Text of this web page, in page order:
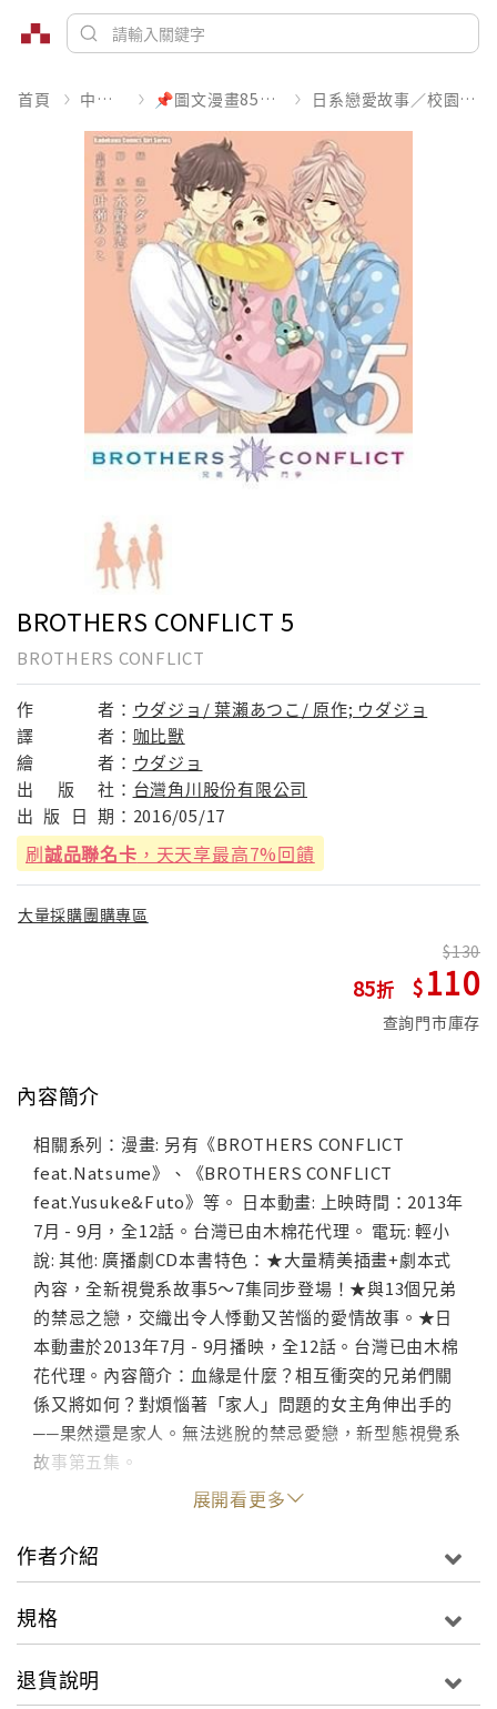
首頁 中文書 📌圖文漫畫85折起 日系戀愛故事／校園青春
BROTHERS CONFLICT 5
BROTHERS CONFLICT
作 者： ウダジョ/ 葉瀨あつこ/ 原作; ウダジョ
譯
者： 咖比獸
繪
者： ウダジョ
出
版 社： 台灣角川股份有限公司
出 版 日 期： 2016/05/17
刷誠品聯名卡 ，天天享最高7%回饋
大量採購團購專區
85
130
110
查詢門市庫存
內容簡介
相關系列：漫畫: 另有《BROTHERS CONFLICT
feat.Natsume》、《BROTHERS CONFLICT
feat.Yusuke&Futo》等。 日本動畫: 上映時間：2013年
7月 - 9月，全12話。台灣已由木棉花代理。 電玩: 輕小
說: 其他: 廣播劇CD本書特色：★大量精美插畫+劇本式
內容，全新視覺系故事5～7集同步登場！★與13個兄弟
的禁忌之戀，交織出令人悸動又苦惱的愛情故事。★日
本動畫於2013年7月 - 9月播映，全12話。台灣已由木棉
花代理。內容簡介：血緣是什麼？相互衝突的兄弟們關
係又將如何？對煩惱著「家人」問題的女主角伸出手的
──果然還是家人。無法逃脫的禁忌愛戀，新型態視覺系
故事第五集。
展開看更多
作者介紹
規格
退貨說明